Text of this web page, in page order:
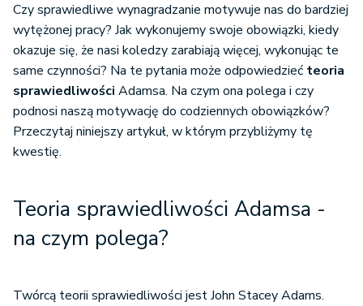
Czy sprawiedliwe wynagradzanie motywuje nas do bardziej
wytężonej pracy? Jak wykonujemy swoje obowiązki, kiedy
okazuje się, że nasi koledzy zarabiają więcej, wykonując te
same czynności? Na te pytania może odpowiedzieć teoria
sprawiedliwości Adamsa. Na czym ona polega i czy
podnosi naszą motywację do codziennych obowiązków?
Przeczytaj niniejszy artykuł, w którym przybliżymy tę
kwestię.
Teoria sprawiedliwości Adamsa -
na czym polega?
Twórcą teorii sprawiedliwości jest John Stacey Adams.